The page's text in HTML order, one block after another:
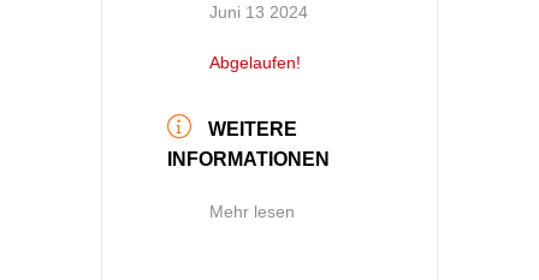
Juni 13 2024
Abgelaufen!
WEITERE
INFORMATIONEN
Mehr lesen